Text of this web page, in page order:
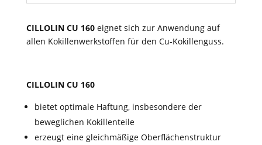
CILLOLIN CU 160eignet sich zur Anwendung auf
allen Kokillenwerkstoffen für den Cu-Kokillenguss.
CILLOLIN CU 160
bietet optimale Haftung, insbesondere der
beweglichen Kokillenteile
erzeugt eine gleichmäßige Oberflächenstruktur